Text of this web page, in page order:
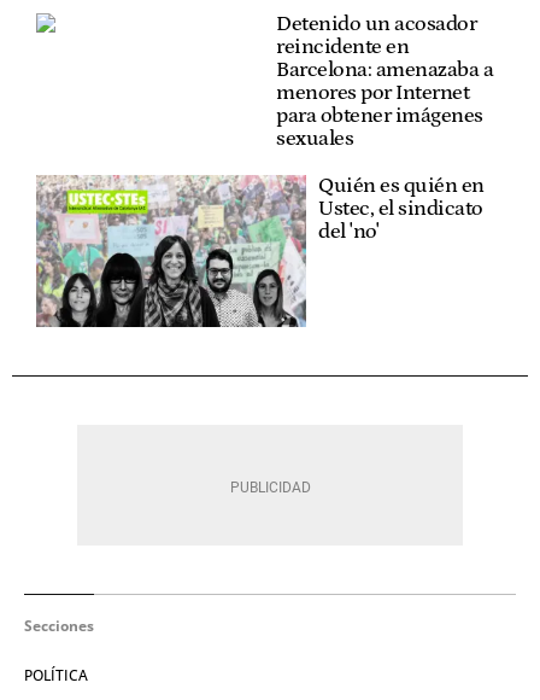
Detenido un acosador
reincidente en
Barcelona: amenazaba a
menores por Internet
para obtener imágenes
sexuales
Quién es quién en
Ustec, el sindicato
del 'no'
Secciones
POLÍTICA